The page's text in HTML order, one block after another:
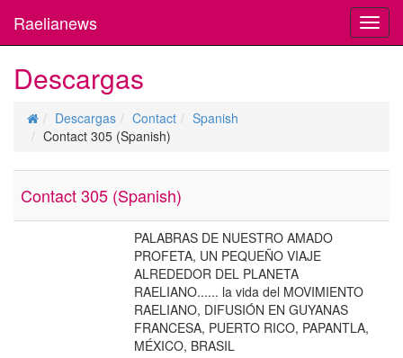
Raelianews
Descargas
Descargas Contact
Spanish
Contact 305 (Spanish)
Contact 305 (Spanish)
PALABRAS DE NUESTRO AMADO
PROFETA, UN PEQUEÑO VIAJE
ALREDEDOR DEL PLANETA
RAELIANO...... la vida del MOVIMIENTO
RAELIANO, DIFUSIÓN EN GUYANAS
FRANCESA, PUERTO RICO, PAPANTLA,
MÉXICO, BRASIL